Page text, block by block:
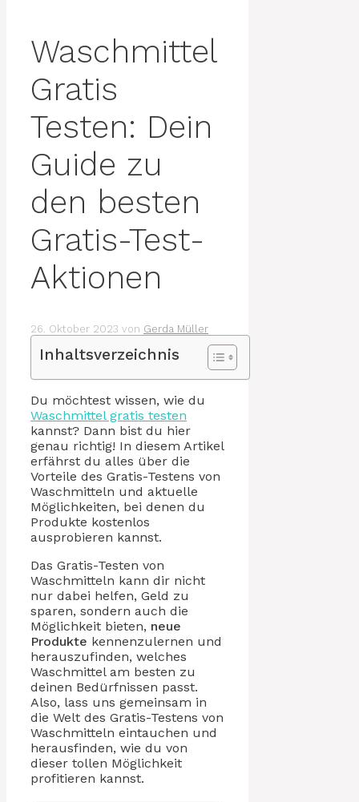
Waschmittel
Gratis
Testen: Dein
Guide zu
den besten
Gratis-Test-
Aktionen
26. Oktober 2023 von Gerda Müller
Inhaltsverzeichnis
Du möchtest wissen, wie du
Waschmittel gratis testen
kannst? Dann bist du hier
genau richtig! In diesem Artikel
erfährst du alles über die
Vorteile des Gratis-Testens von
Waschmitteln und aktuelle
Möglichkeiten, bei denen du
Produkte kostenlos
ausprobieren kannst.
Das Gratis-Testen von
Waschmitteln kann dir nicht
nur dabei helfen, Geld zu
sparen, sondern auch die
Möglichkeit bieten, neue
Produkte kennenzulernen und
herauszufinden, welches
Waschmittel am besten zu
deinen Bedürfnissen passt.
Also, lass uns gemeinsam in
die Welt des Gratis-Testens von
Waschmitteln eintauchen und
herausfinden, wie du von
dieser tollen Möglichkeit
profitieren kannst.